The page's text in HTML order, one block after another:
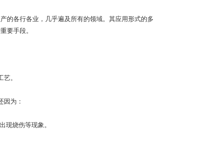
各行各业，几乎遍及所有的领域。其应用形式的多
要手段。
。
为：
烧伤等现象。